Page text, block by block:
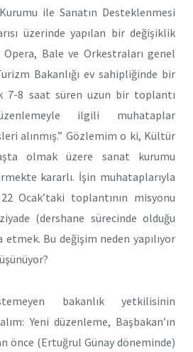
ile Sanatın Desteklenmesi
üzerinde yapılan bir değişiklik
Bale ve Orkestraları genel
Bakanlığı ev sahipliğinde bir
7-8 saat süren uzun bir toplantı
ilgili muhataplar
alınmış.” Gözlemim o ki, Kültür
olmak üzere sanat kurumu
kararlı. İşin muhataplarıyla
Ocak’taki toplantının misyonu
(dershane sürecinde olduğu
Bu değişim neden yapılıyor
bakanlık yetkilisinin
Yeni düzenleme, Başbakan’ın
önce (Ertuğrul Günay döneminde)